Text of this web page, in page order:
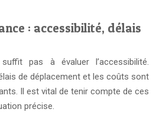
: accessibilité, délais
pas à évaluer l’accessibilité.
de déplacement et les coûts sont
Il est vital de tenir compte de ces
précise.